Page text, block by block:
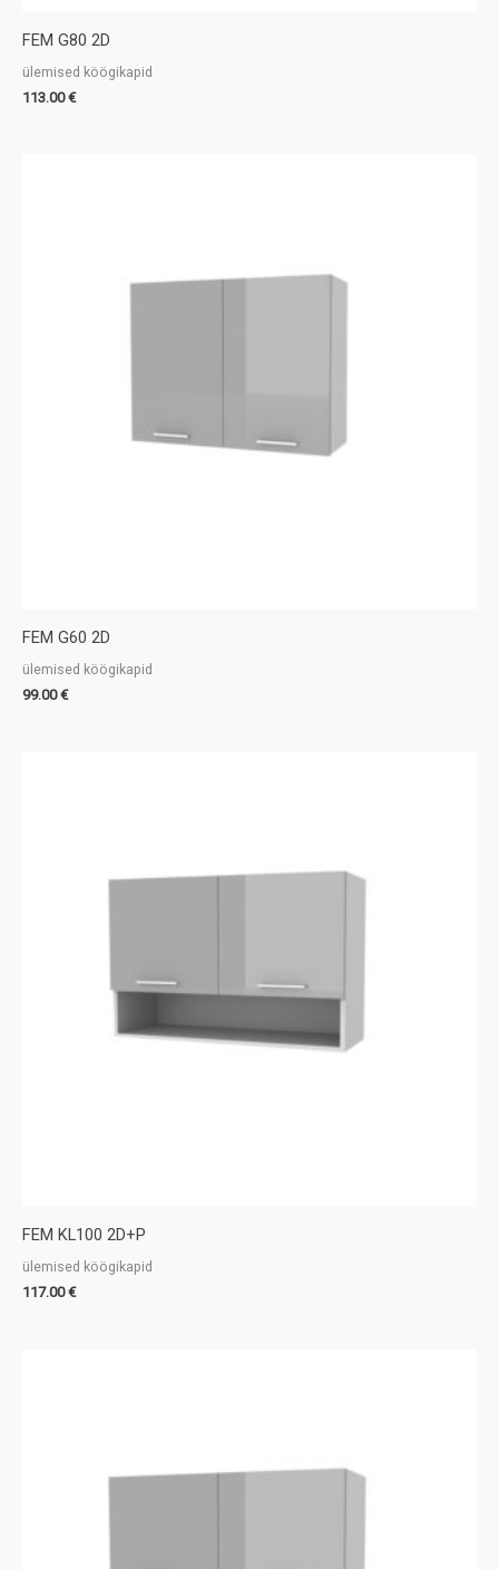
FEM G80 2D
ülemised köögikapid
113.00€
FEM G60 2D
ülemised köögikapid
99.00€
FEM KL100 2D+P
ülemised köögikapid
117.00€